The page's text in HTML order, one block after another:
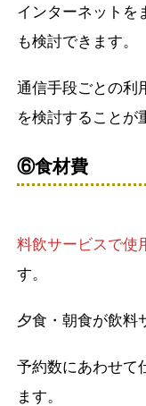
インターネットを
も検討できます。
通信手段ごとの利
を検討することが
⑥食材費
料飲サービスで使
す。
夕食・朝食が飲料
予約数にあわせて
ます。